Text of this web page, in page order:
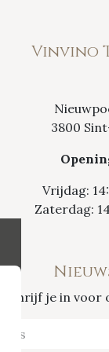
Vinvino
3800
Vrijdag:
Zaterdag:
Schrijf je in